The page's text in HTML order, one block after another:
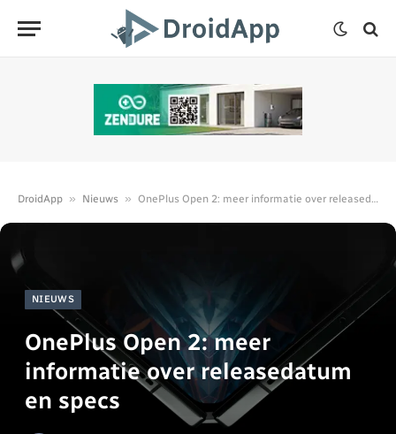
DroidApp » Nieuws » OnePlus Open 2: meer informatie over releasedatum en specs
NIEUWS
OnePlus Open 2: meer
informatie over releasedatum
en specs